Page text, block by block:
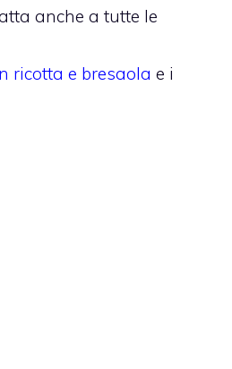
anche a tutte le
ricotta e bresaola e i